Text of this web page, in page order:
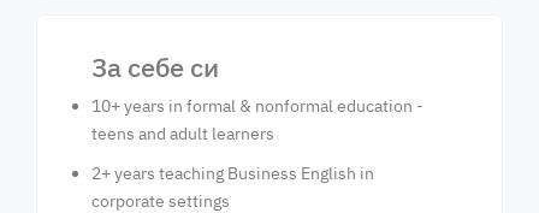
За себе си
10+ years in formal & nonformal education -
teens and adult learners
2+ years teaching Business English in
corporate settings